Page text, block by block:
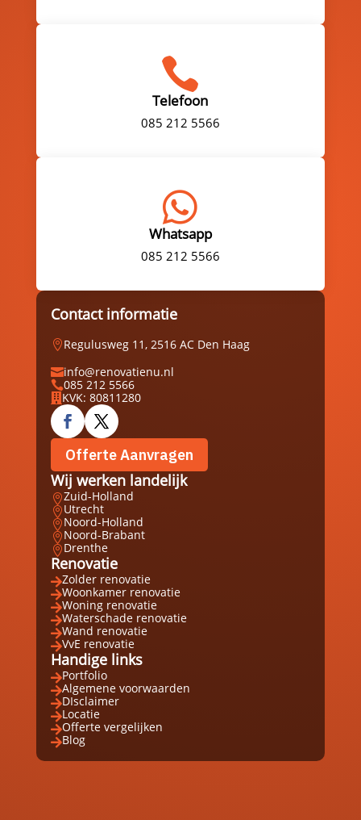

Telefoon
085 212 5566

Whatsapp
085 212 5566
Contact informatie
Regulusweg 11, 2516 AC Den Haag
info@renovatienu.nl
085 212 5566
 KVK: 80811280
Offerte Aanvragen
Wij werken landelijk
Zuid-Holland
Utrecht
Noord-Holland
Noord-Brabant
Drenthe
Renovatie
Zolder renovatie
Woonkamer renovatie
Woning renovatie
Waterschade renovatie
Wand renovatie
VvE renovatie
Handige links
Portfolio
Algemene voorwaarden
DIsclaimer
Locatie
Offerte vergelijken
Blog